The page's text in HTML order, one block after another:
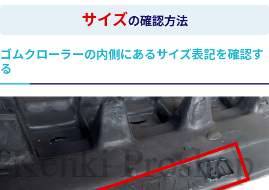
サイズの確認方法
ゴムクローラーの内側にあるサイズ表記を確認す
る